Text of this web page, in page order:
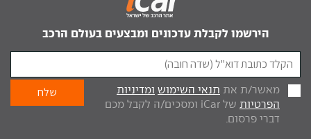
הירשמו לקבלת עדכונים ומבצעים בעולם הרכב
מאשר/ת את תנאי השימוש ומדיניות
הפרטיות
של iCar ומסכים/ה לקבל מכם
דברי פרסום.